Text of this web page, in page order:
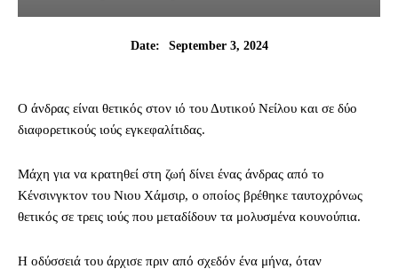
Date: September 3, 2024
Ο άνδρας είναι θετικός στον ιό του Δυτικού Νείλου και σε δύο
διαφορετικούς ιούς εγκεφαλίτιδας.
Μάχη για να κρατηθεί στη ζωή δίνει ένας άνδρας από το
Κένσινγκτον του Νιου Χάμσιρ, ο οποίος βρέθηκε ταυτοχρόνως
θετικός σε τρεις ιούς που μεταδίδουν τα μολυσμένα κουνούπια.
Η οδύσσειά του άρχισε πριν από σχεδόν ένα μήνα, όταν